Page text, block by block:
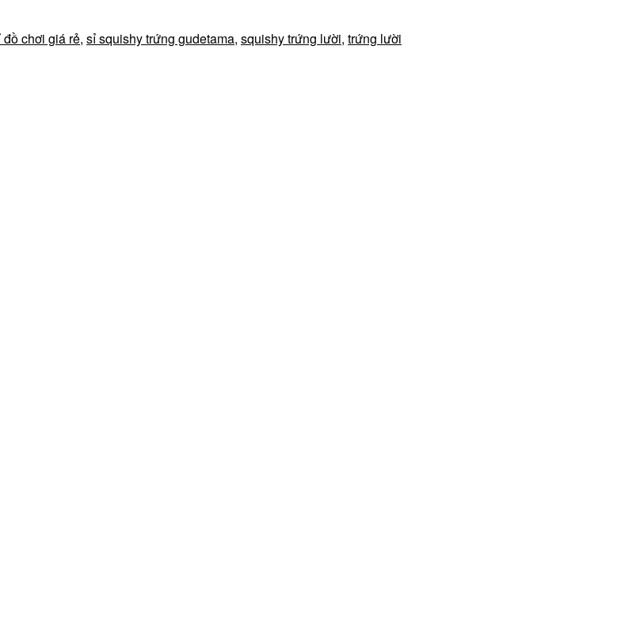
đồ chơi giá rẻ, sỉ squishy trứng gudetama, squishy trứng lười, trứng lười